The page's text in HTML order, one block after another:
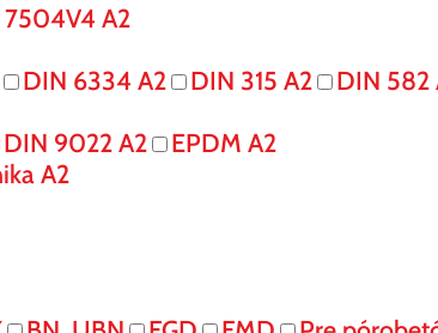
A2
DIN 6334 A2 DIN 315 A2 DIN 582
DIN 9022 A2
EPDM A2
A2